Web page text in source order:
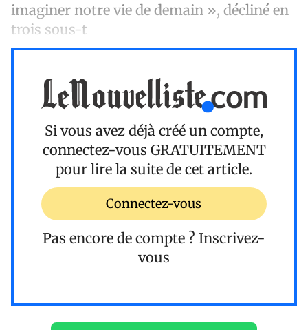
imaginer notre vie de demain », décliné en
trois sous-t
Si vous avez déjà créé un compte,
connectez-vous GRATUITEMENT
pour lire la suite de cet article.
Connectez-vous
Pas encore de compte ? Inscrivez-
vous